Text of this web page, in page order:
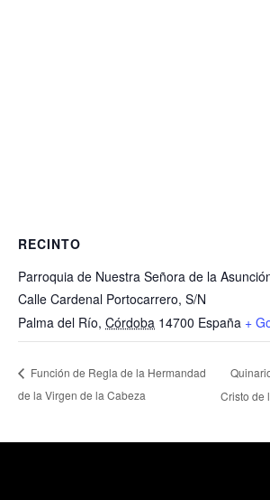
RECINTO
Parroquia de Nuestra Señora de la
Calle Cardenal Portocarrero, S/N
Palma del Río, Córdoba 14700 España +
Función de Regla de la Hermandad
de la Virgen de la Cabeza
Cristo de